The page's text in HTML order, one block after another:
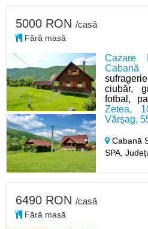
Cazare
ciubăr,
fotbal,
Zetea,
Vărșag,
Cabană
SPA,
5000 RON /casă
Fără masă
6490 RON /casă
Fără masă